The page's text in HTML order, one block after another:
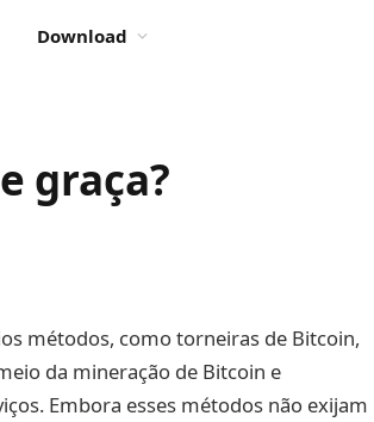
Download
graça?
métodos, como torneiras de Bitcoin,
da mineração de Bitcoin e
Embora esses métodos não exijam